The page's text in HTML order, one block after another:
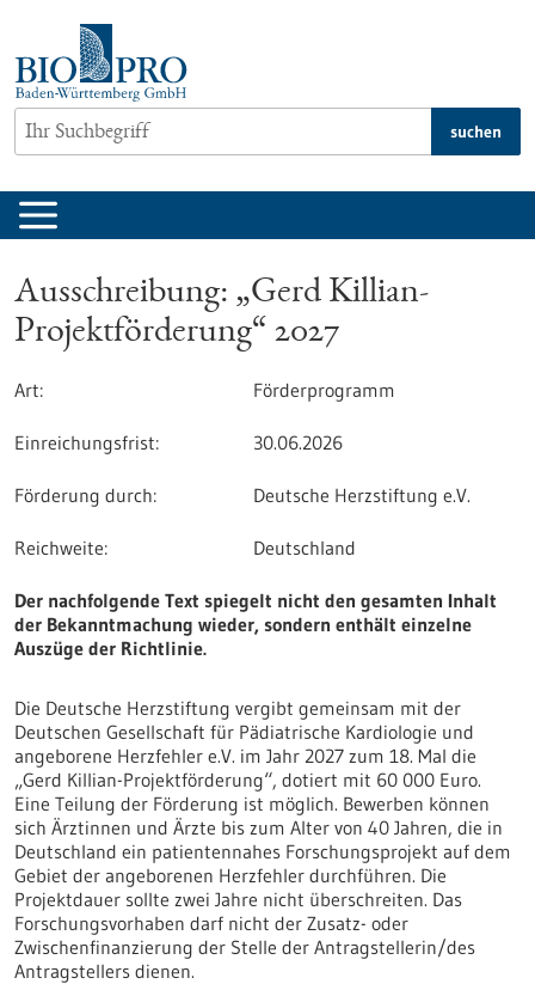
springen
suchen
Ausschreibung: „Gerd Killian-
Projektförderung“ 2027
Art: Förderprogramm
Einreichungsfrist: 30.06.2026
Förderung durch: Deutsche Herzstiftung e.V.
Reichweite: Deutschland
Der nachfolgende Text spiegelt nicht den gesamten Inhalt
der Bekanntmachung wieder, sondern enthält einzelne
Auszüge der Richtlinie.
Die Deutsche Herzstiftung vergibt gemeinsam mit der
Deutschen Gesellschaft für Pädiatrische Kardiologie und
angeborene Herzfehler e.V. im Jahr 2027 zum 18. Mal die
„Gerd Killian-Projektförderung“, dotiert mit 60 000 Euro.
Eine Teilung der Förderung ist möglich. Bewerben können
sich Ärztinnen und Ärzte bis zum Alter von 40 Jahren, die in
Deutschland ein patientennahes Forschungsprojekt auf dem
Gebiet der angeborenen Herzfehler durchführen. Die
Projektdauer sollte zwei Jahre nicht überschreiten. Das
Forschungsvorhaben darf nicht der Zusatz- oder
Zwischenfinanzierung der Stelle der Antragstellerin/des
Antragstellers dienen.